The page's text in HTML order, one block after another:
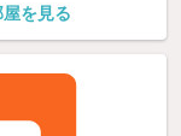
を見る